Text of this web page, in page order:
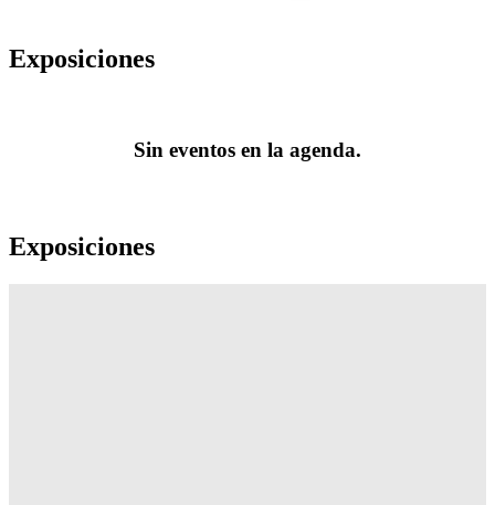
Exposiciones
Sin eventos en la agenda.
Exposiciones